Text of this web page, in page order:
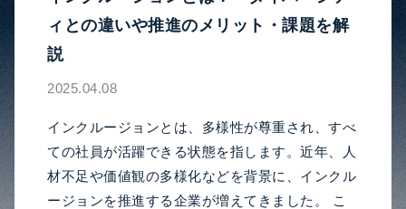
ィとの違いや推進のメリット・課題を解
説
2025.04.08
インクルージョンとは、多様性が尊重され、すべ
ての社員が活躍できる状態を指します。近年、人
材不足や価値観の多様化などを背景に、インクル
ージョンを推進する企業が増えてきました。 こ